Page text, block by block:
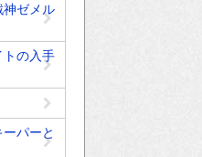
神ゼメル
トの入手
パーと